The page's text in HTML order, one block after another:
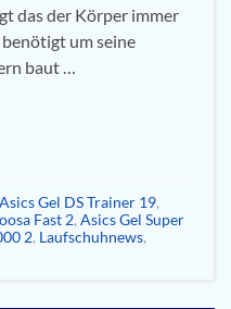
das der Körper immer
um seine
baut …
Asics Gel DS Trainer 19,
Fast 2, Asics Gel Super
2, Laufschuhnews,